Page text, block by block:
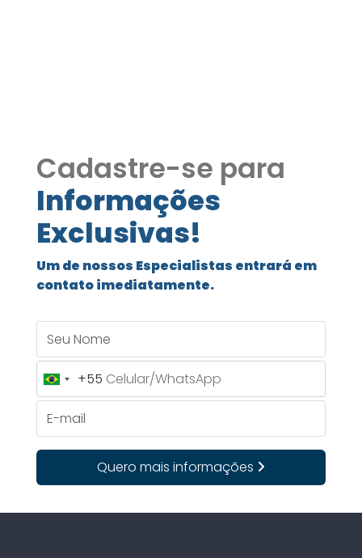
Cadastre-se para
Informações
Exclusivas!
Um de nossos Especialistas entrará em
contato imediatamente.
Brazil
+55
+55
Quero mais informações